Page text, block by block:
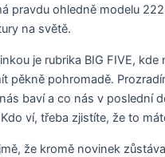
pravdu ohledně modelu
na světě.
je rubrika BIG FIVE,
pěkně pohromadě.
baví a co nás v poslední
ví, třeba zjistíte, že to
že kromě novinek